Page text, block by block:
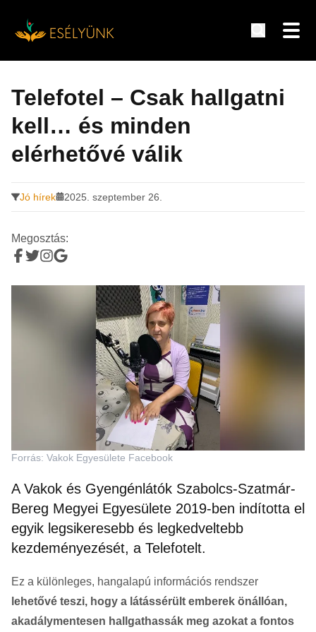
tartalomra
Telefotel – Csak hallgatni
kell… és minden
elérhetővé válik
Jó hírek 2025. szeptember 26.
Megosztás:
Forrás: Vakok Egyesülete Facebook
A Vakok és Gyengénlátók Szabolcs-Szatmár-
Bereg Megyei Egyesülete 2019-ben indította el
egyik legsikeresebb és legkedveltebb
kezdeményezését, a Telefotelt.
Ez a különleges, hangalapú információs rendszer
lehetővé teszi, hogy a látássérült emberek önállóan,
akadálymentesen hallgathassák meg azokat a fontos